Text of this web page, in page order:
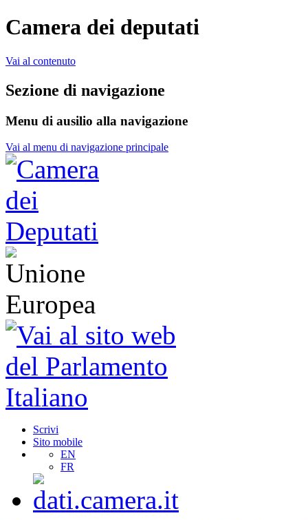
Camera dei deputati
Vai al contenuto
Sezione di navigazione
Menu di ausilio alla navigazione
Vai al menu di navigazione principale
Scrivi
Sito mobile
EN
FR